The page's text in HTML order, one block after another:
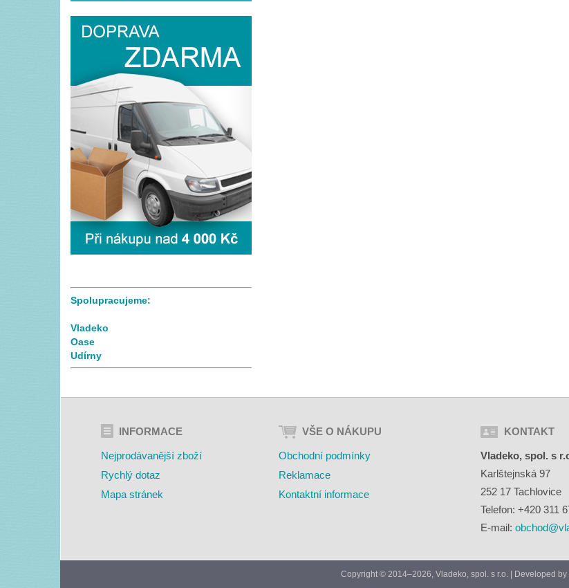
Spolupracujeme:
Vladeko
Oase
Udírny
INFORMACE
Nejprodávanější zboží
Rychlý dotaz
Mapa stránek
VŠE O NÁKUPU
Obchodní podmínky
Reklamace
Kontaktní informace
KONTAKT
Vladeko, spol. s
Karlštejnská 97
252 17 Tachlovice
Telefon: +420 311
E-mail:
Copyright © 2014–2026, Vladeko, spol. s r.o. | Developed by